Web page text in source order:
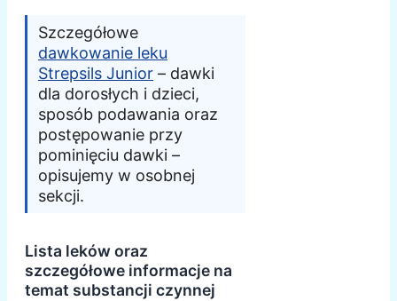
Szczegółowe
dawkowanie leku
Strepsils Junior – dawki
dla dorosłych i dzieci,
sposób podawania oraz
postępowanie przy
pominięciu dawki –
opisujemy w osobnej
sekcji.
Lista leków oraz
szczegółowe informacje na
temat substancji czynnej